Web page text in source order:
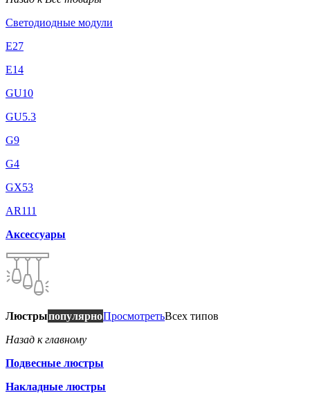
Светодиодные модули
E27
E14
GU10
GU5.3
G9
G4
GX53
AR111
Аксессуары
ЛюстрыпопулярноПросмотретьВсех типов
Назад к главному
Подвесные люстры
Накладные люстры